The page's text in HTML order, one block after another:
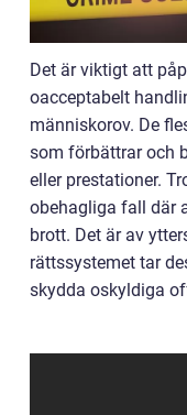
Det är viktigt att
oacceptabelt
människorov. De
som förbättrar och
eller prestationer.
obehagliga fall där
brott. Det är av
rättssystemet tar
skydda oskyldiga